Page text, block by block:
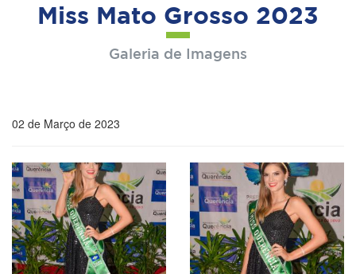
Miss Mato Grosso 2023
Galeria de Imagens
02 de Março de 2023